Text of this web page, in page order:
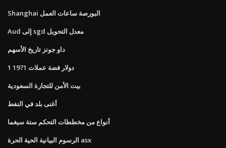
Shanghai البورصة ساعات العمل
Aud إلى sgd معدل التحويل
داو جونز تاريخ الأسهم
1 دولار فضة عملات 1971
بيت الأمن للتجارة السعودية
أغنى بلد في النفط
أنواع من مخططات التحكم ستة سيغما
الرسوم البيانية الحية الحرة asx